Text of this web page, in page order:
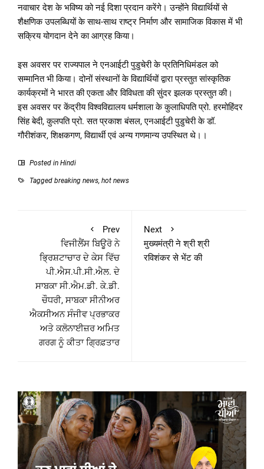
नवाचार देश के भविष्य को नई दिशा प्रदान करेंगे। उन्होंने विद्यार्थियों से
शैक्षणिक उपलब्धियों के साथ-साथ राष्ट्र निर्माण और सामाजिक विकास में भी
सक्रिय योगदान देने का आग्रह किया।
इस अवसर पर राज्यपाल ने एनआईटी पुडुचेरी के प्रतिनिधिमंडल को
सम्मानित भी किया। दोनों संस्थानों के विद्यार्थियों द्वारा प्रस्तुत सांस्कृतिक
कार्यक्रमों ने भारत की एकता और विविधता की सुंदर झलक प्रस्तुत की।
इस अवसर पर केंद्रीय विश्वविद्यालय धर्मशाला के कुलाधिपति प्रो. हरमोहिंदर
सिंह बेदी, कुलपति प्रो. सत प्रकाश बंसल, एनआईटी पुडुचेरी के डॉ.
गौरीशंकर, शिक्षकगण, विद्यार्थी एवं अन्य गणमान्य उपस्थित थे।।
Posted in Hindi
Tagged breaking news, hot news
Prev
ਵਿਜੀਲੈਂਸ ਬਿਊਰੋ ਨੇ
ਭ੍ਰਿਸ਼ਟਾਚਾਰ ਦੇ ਕੇਸ ਵਿੱਚ
ਪੀ.ਐਸ.ਪੀ.ਸੀ.ਐਲ. ਦੇ
ਸਾਬਕਾ ਸੀ.ਐਮ.ਡੀ. ਕੇ.ਡੀ.
ਚੌਧਰੀ, ਸਾਬਕਾ ਸੀਨੀਅਰ
ਐਕਸੀਅਨ ਸੰਜੀਵ ਪ੍ਰਭਾਕਰ
ਅਤੇ ਕਲੋਨਾਈਜ਼ਰ ਅਮਿਤ
ਗਰਗ ਨੂੰ ਕੀਤਾ ਗ੍ਰਿਫ਼ਤਾਰ
Next
मुख्यमंत्री ने श्री श्री
रविशंकर से भेंट की